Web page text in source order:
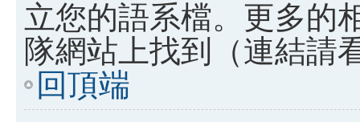
立您的語系檔。更多的
隊網站上找到（連結請
回頂端